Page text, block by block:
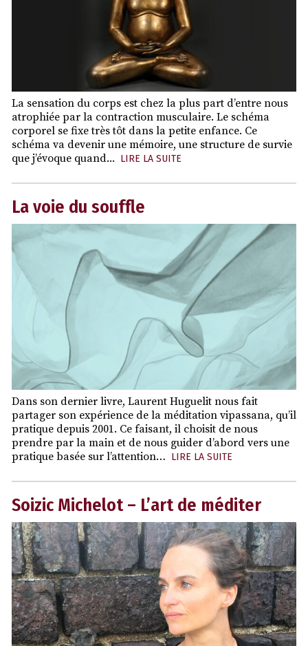
La sensation du corps est chez la plus part d’entre nous
atrophiée par la contraction musculaire. Le schéma
corporel se fixe très tôt dans la petite enfance. Ce
schéma va devenir une mémoire, une structure de survie
que j’évoque quand... LIRE LA SUITE
La voie du souffle
Dans son dernier livre, Laurent Huguelit nous fait
partager son expérience de la méditation vipassana, qu’il
pratique depuis 2001. Ce faisant, il choisit de nous
prendre par la main et de nous guider d’abord vers une
pratique basée sur l’attention… LIRE LA SUITE
Soizic Michelot – L’art de méditer